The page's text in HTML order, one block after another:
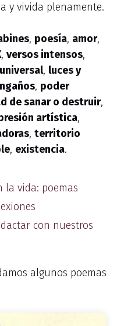
y vivida plenamente.
, poesía, amor,
, versos intensos,
, luces y
, poder
de sanar o destruir,
artística,
, territorio
, existencia.
la vida: poemas
con nuestros
algunos poemas